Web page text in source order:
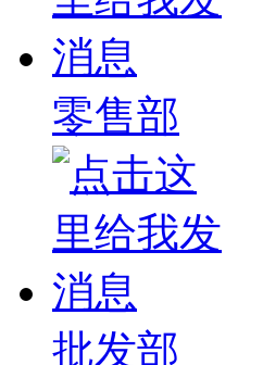
零售部
批发部